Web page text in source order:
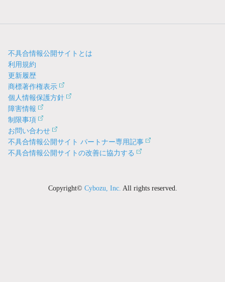
不具合情報公開サイトとは
利用規約
更新履歴
商標著作権表示
個人情報保護方針
障害情報
制限事項
お問い合わせ
不具合情報公開サイト パートナー専用記事
不具合情報公開サイトの改善に協力する
Copyright© Cybozu, Inc. All rights reserved.